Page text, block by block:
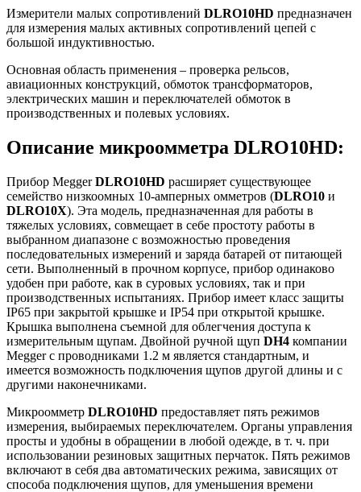
Измерители малых сопротивлений DLRO10HD предназначен
для измерения малых активных сопротивлений цепей с
большой индуктивностью.
Основная область применения – проверка рельсов,
авиационных конструкций, обмоток трансформаторов,
электрических машин и переключателей обмоток в
производственных и полевых условиях.
Описание микроомметра DLRO10HD:
Прибор MeggerDLRO10HD расширяет существующее
семейство низкоомных 10-амперных омметров (DLRO10 и
DLRO10X). Эта модель, предназначенная для работы в
тяжелых условиях, совмещает в себе простоту работы в
выбранном диапазоне с возможностью проведения
последовательных измерений и заряда батарей от питающей
сети. Выполненный в прочном корпусе, прибор одинаково
удобен при работе, как в суровых условиях, так и при
производственных испытаниях. Прибор имеет класс защиты
IP65 при закрытой крышке и IP54 при открытой крышке.
Крышка выполнена съемной для облегчения доступа к
измерительным щупам. Двойной ручной щуп DH4 компании
Megger с проводниками 1.2 м является стандартным, и
имеется возможность подключения щупов другой длины и с
другими наконечниками.
Микроомметр DLRO10HD предоставляет пять режимов
измерения, выбираемых переключателем. Органы управления
просты и удобны в обращении в любой одежде, в т. ч. при
использовании резиновых защитных перчаток. Пять режимов
включают в себя два автоматических режима, зависящих от
способа подключения щупов, для уменьшения времени